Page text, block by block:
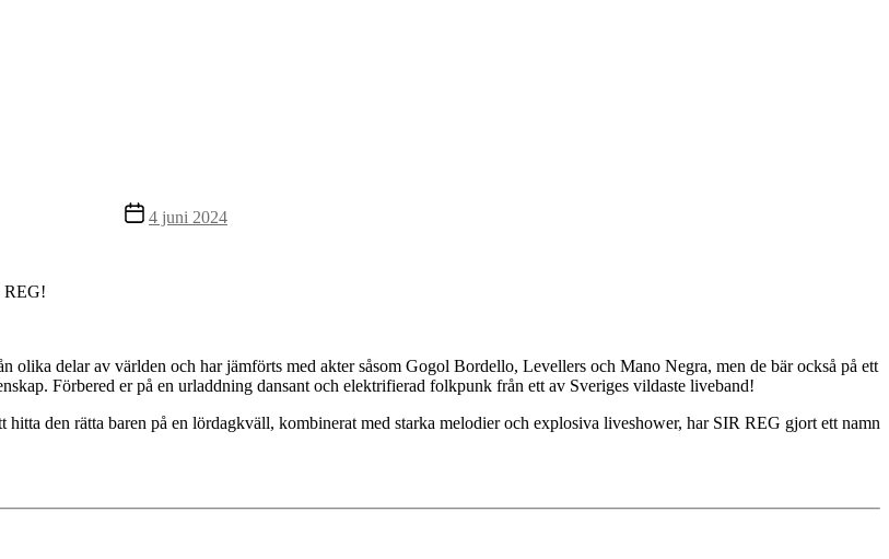
Inläggsdatum
4 juni 2024
REG!
delar av världen och har jämförts med akter såsom Gogol Bordello, Levellers och Mano Negra, men de bär också på ett
Förbered er på en urladdning dansant och elektrifierad folkpunk från ett av Sveriges vildaste liveband!
den rätta baren på en lördagkväll, kombinerat med starka melodier och explosiva liveshower, har SIR REG gjort ett namn